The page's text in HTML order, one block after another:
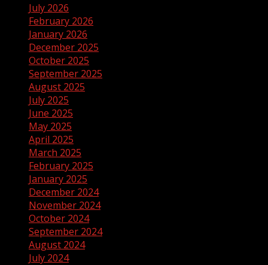
July 2026
February 2026
January 2026
December 2025
October 2025
September 2025
August 2025
July 2025
June 2025
May 2025
April 2025
March 2025
February 2025
January 2025
December 2024
November 2024
October 2024
September 2024
August 2024
July 2024